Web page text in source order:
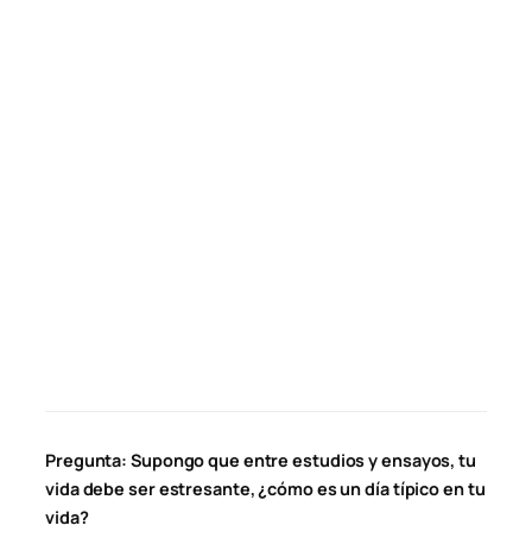
Pregunta: Supongo que entre estudios y ensayos, tu
vida debe ser estresante, ¿cómo es un día típico en tu
vida?